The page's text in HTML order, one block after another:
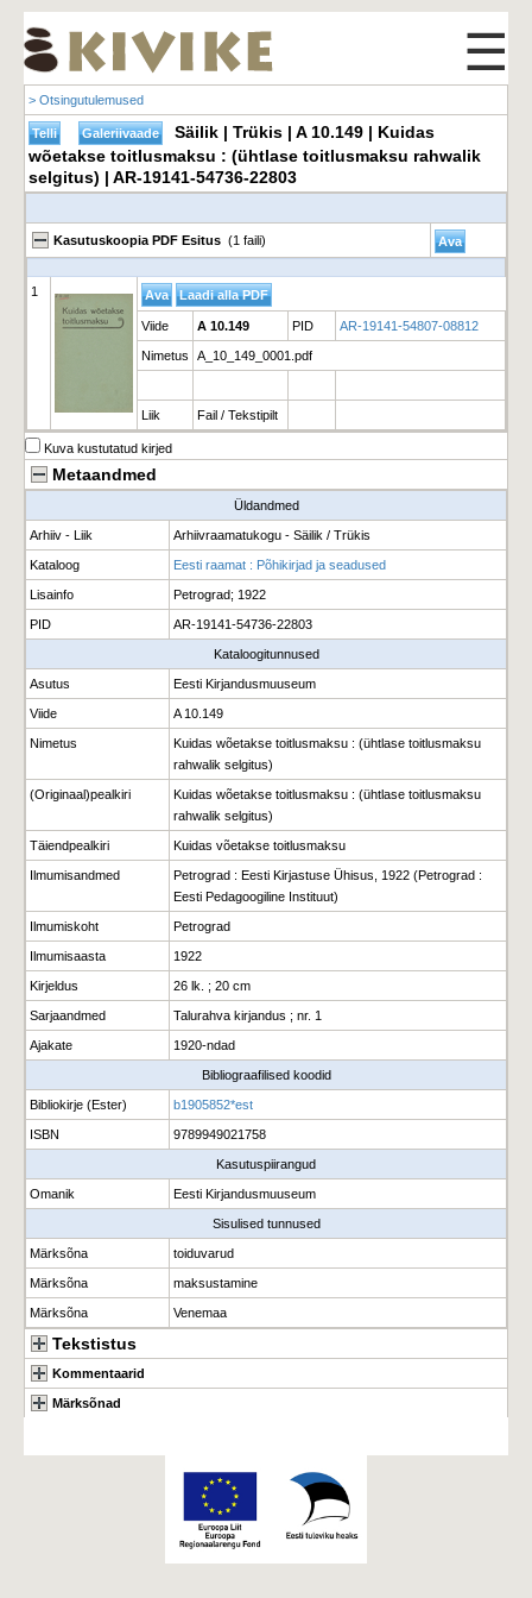
☰
> Otsingutulemused
Säilik | Trükis | A 10.149 | Kuidas
wõetakse toitlusmaksu : (ühtlase toitlusmaksu rahwalik
selgitus) | AR-19141-54736-22803
Kasutuskoopia PDF Esitus (1 faili)
1
Viide A 10.149 PID AR-19141-54807-08812
Nimetus A_10_149_0001.pdf
Liik Fail / Tekstipilt
Kuva kustutatud kirjed
Metaandmed
Üldandmed
Arhiiv - Liik Arhiivraamatukogu - Säilik / Trükis
Kataloog Eesti raamat : Põhikirjad ja seadused
Lisainfo Petrograd; 1922
PID AR-19141-54736-22803
Kataloogitunnused
Asutus Eesti Kirjandusmuuseum
Viide A 10.149
Nimetus
Kuidas wõetakse toitlusmaksu : (ühtlase toitlusmaksu
rahwalik selgitus)
(Originaal)pealkiri
Kuidas wõetakse toitlusmaksu : (ühtlase toitlusmaksu
rahwalik selgitus)
Täiendpealkiri Kuidas võetakse toitlusmaksu
Ilmumisandmed
Petrograd : Eesti Kirjastuse Ühisus, 1922 (Petrograd :
Eesti Pedagoogiline Instituut)
Ilmumiskoht Petrograd
Ilmumisaasta 1922
Kirjeldus 26 lk. ; 20 cm
Sarjaandmed Talurahva kirjandus ; nr. 1
Ajakate 1920-ndad
Bibliograafilised koodid
Bibliokirje (Ester) b1905852*est
ISBN 9789949021758
Kasutuspiirangud
Omanik Eesti Kirjandusmuuseum
Sisulised tunnused
Märksõna toiduvarud
Märksõna maksustamine
Märksõna Venemaa
Tekstistus
Kommentaarid
Märksõnad